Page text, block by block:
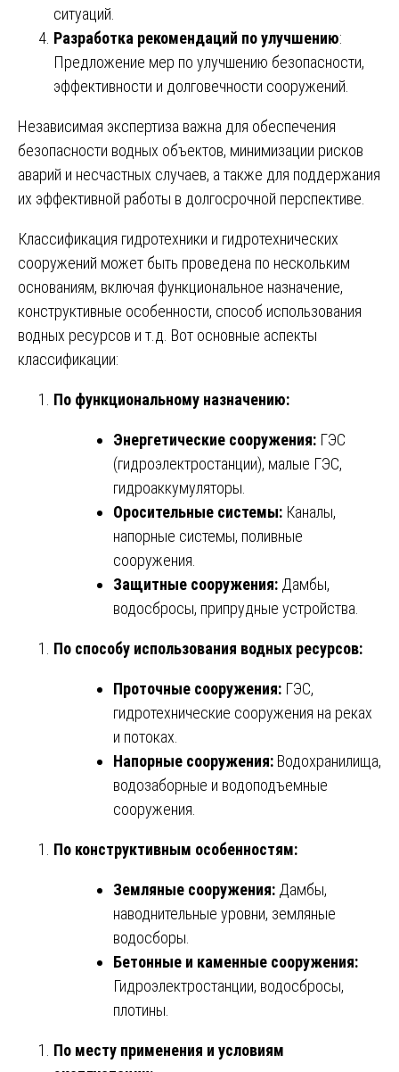
ситуаций.
Разработка рекомендаций по улучшению:
Предложение мер по улучшению безопасности,
эффективности и долговечности сооружений.
Независимая экспертиза важна для обеспечения
безопасности водных объектов, минимизации рисков
аварий и несчастных случаев, а также для поддержания
их эффективной работы в долгосрочной перспективе.
Классификация гидротехники и гидротехнических
сооружений может быть проведена по нескольким
основаниям, включая функциональное назначение,
конструктивные особенности, способ использования
водных ресурсов и т.д. Вот основные аспекты
классификации:
По функциональному назначению:
Энергетические сооружения: ГЭС
(гидроэлектростанции), малые ГЭС,
гидроаккумуляторы.
Оросительные системы: Каналы,
напорные системы, поливные
сооружения.
Защитные сооружения: Дамбы,
водосбросы, припрудные устройства.
По способу использования водных ресурсов:
Проточные сооружения: ГЭС,
гидротехнические сооружения на реках
и потоках.
Напорные сооружения: Водохранилища,
водозаборные и водоподъемные
сооружения.
По конструктивным особенностям:
Земляные сооружения: Дамбы,
наводнительные уровни, земляные
водосборы.
Бетонные и каменные сооружения:
Гидроэлектростанции, водосбросы,
плотины.
По месту применения и условиям